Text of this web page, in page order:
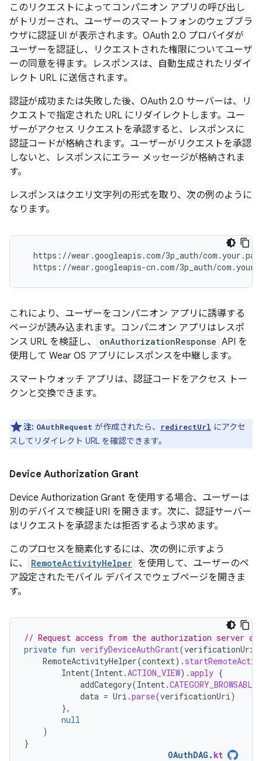
このリクエストによってコンパニオン アプリの呼び出し
がトリガーされ、ユーザーのスマートフォンのウェブブラ
ウザに認証 UI が表示されます。OAuth 2.0 プロバイダが
ユーザーを認証し、リクエストされた権限についてユーザ
ーの同意を得ます。レスポンスは、自動生成されたリダイ
レクト URL に送信されます。
認証が成功または失敗した後、OAuth 2.0 サーバーは、リ
クエストで指定された URL にリダイレクトします。ユー
ザーがアクセス リクエストを承認すると、レスポンスに
認証コードが格納されます。ユーザーがリクエストを承認
しないと、レスポンスにエラー メッセージが格納されま
す。
レスポンスはクエリ文字列の形式を取り、次の例のように
なります。
https://wear.googleapis.com/3p_auth/
これにより、ユーザーをコンパニオン アプリに誘導する
ページが読み込まれます。コンパニオン アプリはレスポ
ンス URL を検証し、
onAuthorizationResponse API を
使用して Wear OS アプリにレスポンスを中継します。
スマートウォッチ アプリは、認証コードをアクセス トー
クンと交換できます。
注: OAuthRequest が作成されたら、 redirectUrl にアクセ
スしてリダイレクト URL を確認できます。
Device Authorization Grant
Device Authorization Grant を使用する場合、ユーザーは
別のデバイスで検証 URI を開きます。次に、認証サーバー
はリクエストを承認または拒否するよう求めます。
このプロセスを簡素化するには、次の例に示すよう
に、
RemoteActivityHelper を使用して、ユーザーのペ
ア設定されたモバイル デバイスでウェブページを開きま
す。
// Request access from the authorization server
private fun verifyDeviceAuthGrant(verificationUri
RemoteActivityHelper(context).
Intent(Intent.ACTION_VIEW).apply {
addCategory(Intent.CATEGORY_BROWSABLE
data = Uri .parse(verificationUri)
},
null
)
}
OAuthDAG . kt